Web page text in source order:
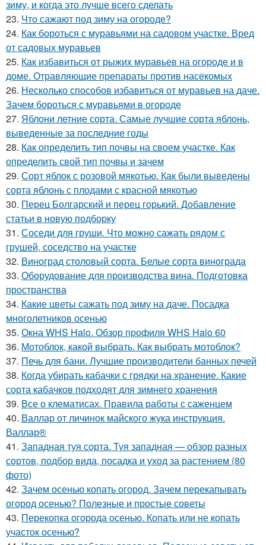
зиму, и когда это лучше всего сделать
23. Что сажают под зиму на огороде?
24. Как бороться с муравьями на садовом участке. Вред
от садовых муравьев
25. Как избавиться от рыжих муравьев на огороде и в
доме. Отравляющие препараты против насекомых
26. Несколько способов избавиться от муравьев на даче.
Зачем бороться с муравьями в огороде
27. Яблони летние сорта. Самые лучшие сорта яблонь,
выведенные за последние годы
28. Как определить тип почвы на своем участке. Как
определить свой тип почвы и зачем
29. Сорт яблок с розовой мякотью. Как были выведены
сорта яблонь с плодами с красной мякотью
30. Перец Болгарский и перец горький. Добавление
статьи в новую подборку
31. Соседи для груши. Что можно сажать рядом с
грушей, соседство на участке
32. Виноград столовый сорта. Белые сорта винограда
33. Оборудование для производства вина. Подготовка
пространства
34. Какие цветы сажать под зиму на даче. Посадка
многолетников осенью
35. Окна WHS Halo. Обзор профиля WHS Halo 60
36. Мотоблок, какой выбрать. Как выбрать мотоблок?
37. Печь для бани. Лучшие производители банных печей
38. Когда убирать кабачки с грядки на хранение. Какие
сорта кабачков подходят для зимнего хранения
39. Все о клематисах. Правила работы с саженцем
40. Валлар от личинок майского жука инструкция.
Валлар®
41. Западная туя сорта. Туя западная — обзор разных
сортов, подбор вида, посадка и уход за растением (80
фото)
42. Зачем осенью копать огород. Зачем перекапывать
огород осенью? Полезные и простые советы
43. Перекопка огорода осенью. Копать или не копать
участок осенью?